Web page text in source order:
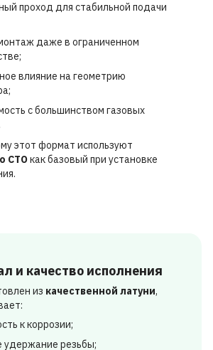
проход для стабильной подачи
даже в ограниченном
влияние на геометрию
с большинством газовых
этот формат используют
СТОкак базовый при установке
и качество исполнения
из качественной латуни,
к коррозии;
резьбы;